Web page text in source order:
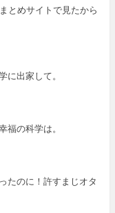
とめサイトで見たから
出家して。
の科学は。
たのに！許すまじオタ